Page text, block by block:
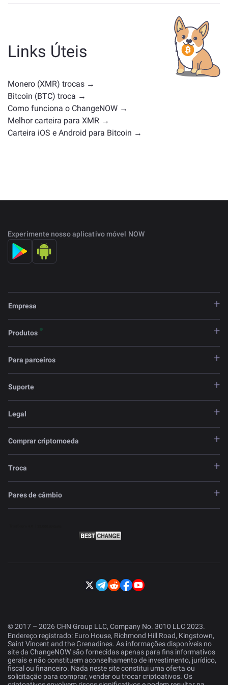
categoria — se é uma stablecoin, token de utilidade,
moeda de governança ou qualquer outro tipo.
Alternativas comuns incluem outras criptomoedas
com casos de uso ou posições de mercado
semelhantes. Confira todos os ativos disponíveis para
troca napágina principal de troca
Links Úteis
Monero (XMR) trocas →
Bitcoin (BTC) troca →
Como funciona o ChangeNOW →
Melhor carteira para XMR →
Carteira iOS e Android para Bitcoin →
Experimente nosso aplicativo móvel NOW
Empresa
Produtos
Para parceiros
Suporte
Legal
Comprar criptomoeda
Troca
Pares de câmbio
© 2017 – 2026 CHN Group LLC, Company No. 3010 LLC 2023.
Endereço registrado: Euro House, Richmond Hill Road, Kingstown,
Saint Vincent and the Grenadines. As informações disponíveis no
site da ChangeNOW são fornecidas apenas para fins informativos
gerais e não constituem aconselhamento de investimento, jurídico,
fiscal ou financeiro. Nada neste site constitui uma oferta ou
solicitação para comprar, vender ou trocar criptoativos. Os